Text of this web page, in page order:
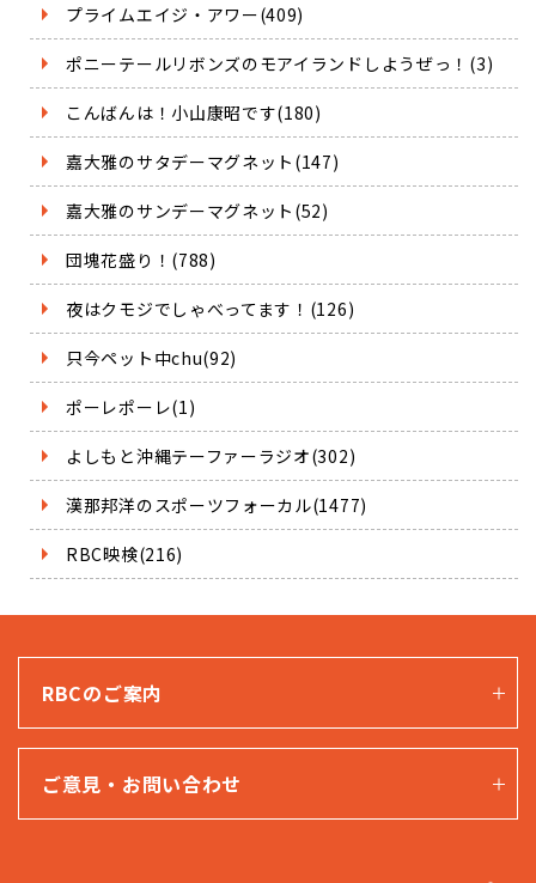
プライムエイジ・アワー(409)
ポニーテールリボンズのモアイランドしようぜっ！(3)
こんばんは！小山康昭です(180)
嘉大雅のサタデーマグネット(147)
嘉大雅のサンデーマグネット(52)
団塊花盛り！(788)
夜はクモジでしゃべってます！(126)
只今ペット中chu(92)
ポーレポーレ(1)
よしもと沖縄テーファーラジオ(302)
漢那邦洋のスポーツフォーカル(1477)
RBC映検(216)
RBCのご案内
ご意見・お問い合わせ